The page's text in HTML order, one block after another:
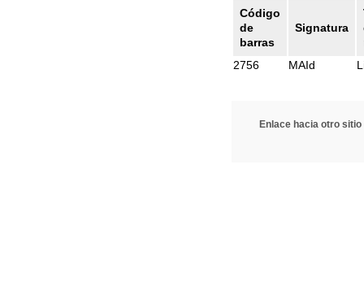
Código
de
barras
Signatura
2756
MAId
Enlace hacia otro sitio